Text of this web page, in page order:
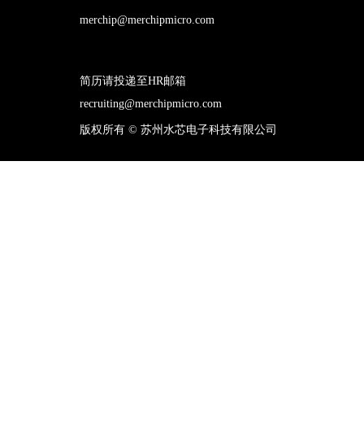
merchip@merchipmicro.com
版权所有 © 苏州水芯电子科技有限公司
简历请投递至HR邮箱
recruiting@merchipmicro.com